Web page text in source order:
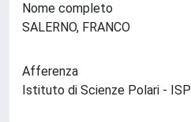
Nome completo
SALERNO, FRANCO
Afferenza
Istituto di Scienze Polari - ISP